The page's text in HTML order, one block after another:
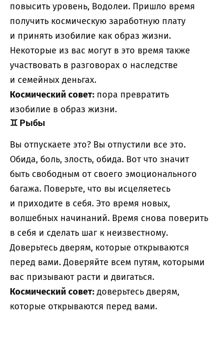
повысить уровень, Водолеи. Пришло время
получить космическую заработную плату
и принять изобилие как образ жизни.
Некоторые из вас могут в это время также
участвовать в разговорах о наследстве
и семейных деньгах.
Космический совет: пора превратить
изобилие в образ жизни.
♊ Рыбы
Вы отпускаете это? Вы отпустили все это.
Обида, боль, злость, обида. Вот что значит
быть свободным от своего эмоционального
багажа. Поверьте, что вы исцеляетесь
и приходите в себя. Это время новых,
волшебных начинаний. Время снова поверить
в себя и сделать шаг к неизвестному.
Доверьтесь дверям, которые открываются
перед вами. Доверяйте всем путям, которыми
вас призывают расти и двигаться.
Космический совет: доверьтесь дверям,
которые открываются перед вами.